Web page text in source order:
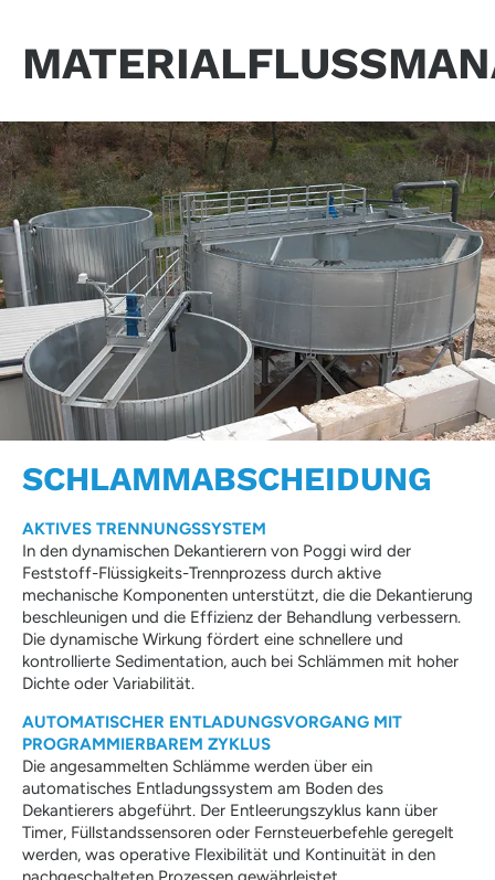
SCHLAMMABSCHEIDUNG
AKTIVES TRENNUNGSSYSTEM
In den dynamischen Dekantierern von Poggi wird der
Feststoff-Flüssigkeits-Trennprozess durch aktive
mechanische Komponenten unterstützt, die die Dekantierung
beschleunigen und die Effizienz der Behandlung verbessern.
Die dynamische Wirkung fördert eine schnellere und
kontrollierte Sedimentation, auch bei Schlämmen mit hoher
Dichte oder Variabilität.
AUTOMATISCHER ENTLADUNGSVORGANG MIT
PROGRAMMIERBAREM ZYKLUS
Die angesammelten Schlämme werden über ein
automatisches Entladungssystem am Boden des
Dekantierers abgeführt. Der Entleerungszyklus kann über
Timer, Füllstandssensoren oder Fernsteuerbefehle geregelt
werden, was operative Flexibilität und Kontinuität in den